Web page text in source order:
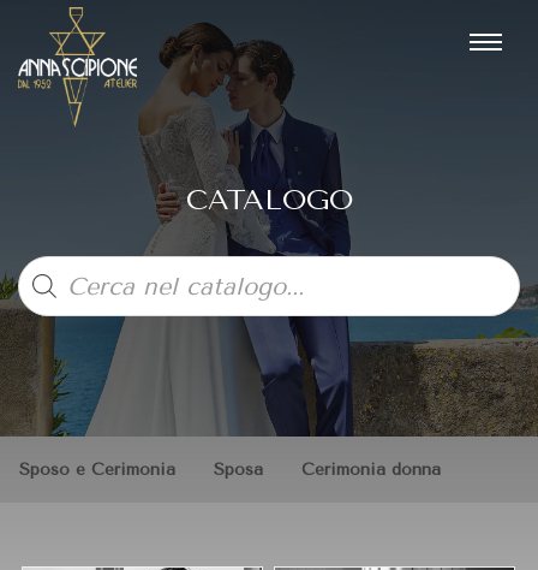
CATALOGO
Products
search
Sposo e Cerimonia Sposa Cerimonia donna